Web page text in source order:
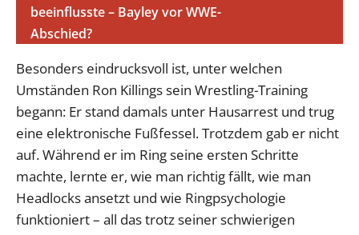
beeinflusste – Bayley vor WWE-
Abschied?
Besonders eindrucksvoll ist, unter welchen
Umständen Ron Killings sein Wrestling-Training
begann: Er stand damals unter Hausarrest und trug
eine elektronische Fußfessel. Trotzdem gab er nicht
auf. Während er im Ring seine ersten Schritte
machte, lernte er, wie man richtig fällt, wie man
Headlocks ansetzt und wie Ringpsychologie
funktioniert – all das trotz seiner schwierigen